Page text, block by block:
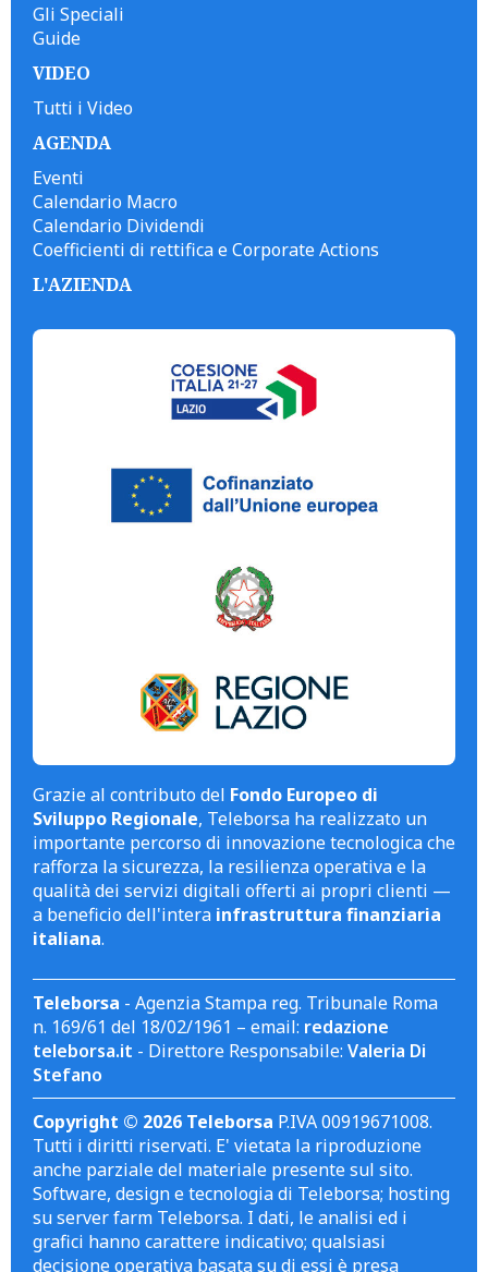
Gli Speciali
Guide
VIDEO
Tutti i Video
AGENDA
Eventi
Calendario Macro
Calendario Dividendi
Coefficienti di rettifica e Corporate Actions
L'AZIENDA
Grazie al contributo del Fondo Europeo di
Sviluppo Regionale, Teleborsa ha realizzato un
importante percorso di innovazione tecnologica che
rafforza la sicurezza, la resilienza operativa e la
qualità dei servizi digitali offerti ai propri clienti —
a beneficio dell'intera infrastruttura finanziaria
italiana.
Teleborsa - Agenzia Stampa reg. Tribunale Roma
n. 169/61 del 18/02/1961 – email: redazione
teleborsa.it - Direttore Responsabile: Valeria Di
Stefano
Copyright © 2026 Teleborsa P.IVA 00919671008.
Tutti i diritti riservati. E' vietata la riproduzione
anche parziale del materiale presente sul sito.
Software, design e tecnologia di Teleborsa; hosting
su server farm Teleborsa. I dati, le analisi ed i
grafici hanno carattere indicativo; qualsiasi
decisione operativa basata su di essi è presa